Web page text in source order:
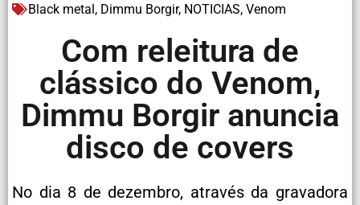
Black metal, Dimmu Borgir, NOTICIAS, Venom
Com releitura de
clássico do Venom,
Dimmu Borgir anuncia
disco de covers
No dia 8 de dezembro, através da gravadora